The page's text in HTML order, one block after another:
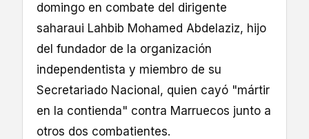
domingo en combate del dirigente
saharaui Lahbib Mohamed Abdelaziz, hijo
del fundador de la organización
independentista y miembro de su
Secretariado Nacional, quien cayó "mártir
en la contienda" contra Marruecos junto a
otros dos combatientes.